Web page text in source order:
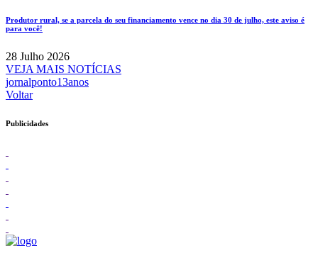
Produtor rural, se a parcela do seu financiamento vence no dia 30 de julho, este aviso é
para você!
28 Julho 2026
VEJA MAIS NOTÍCIAS
jornalponto13anos
Voltar
Publicidades